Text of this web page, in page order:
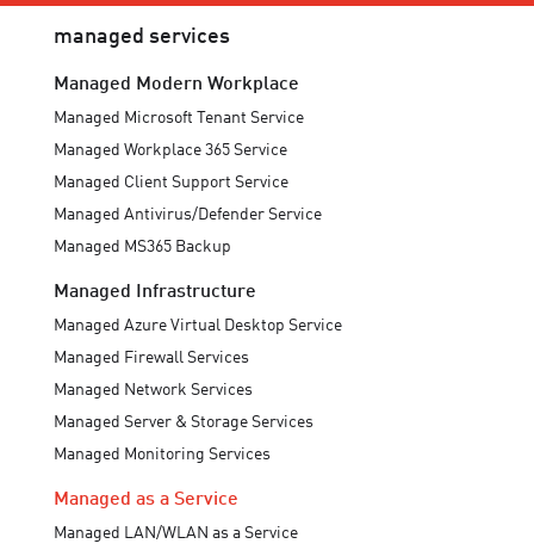
managed services
Managed Modern Workplace
Managed Microsoft Tenant Service
Managed Workplace 365 Service
Managed Client Support Service
Managed Antivirus/Defender Service
Managed MS365 Backup
Managed Infrastructure
Managed Azure Virtual Desktop Service
Managed Firewall Services
Managed Network Services
Managed Server & Storage Services
Managed Monitoring Services
Managed as a Service
Managed LAN/WLAN as a Service